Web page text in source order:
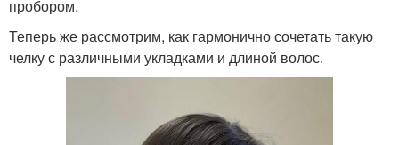
пробором.
Теперь же рассмотрим, как гармонично сочетать такую
челку с различными укладками и длиной волос.